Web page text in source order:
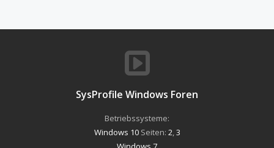
SysProfile Windows Foren
Betriebssysteme:
Windows 10Seiten: 2 3